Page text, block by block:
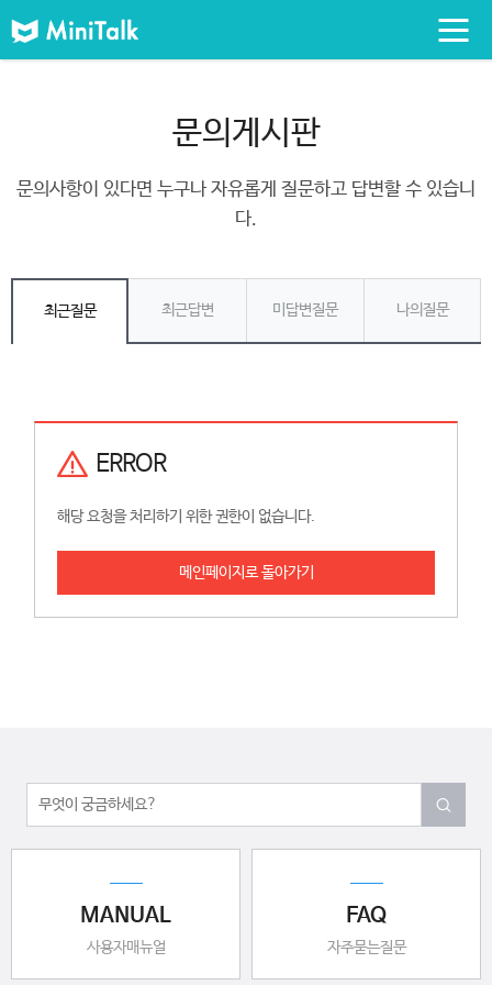
문의게시판
문의사항이 있다면 누구나 자유롭게 질문하고 답변할 수 있습니
다.
최근질문 최근답변 미답변질문 나의질문
ERROR
해당 요청을 처리하기 위한 권한이 없습니다.
메인페이지로 돌아가기
MANUAL
사용자매뉴얼
FAQ
자주묻는질문